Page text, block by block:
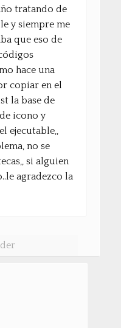
tratando de
y siempre me
que eso de
hace una
copiar en el
la base de
icono y
ejecutable,,
no se
si alguien
agradezco la